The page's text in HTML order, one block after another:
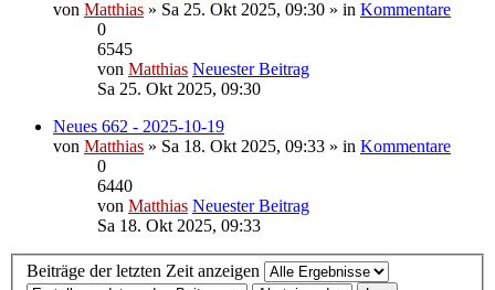
von Matthias » Sa 25. Okt 2025, 09:30 » in Kommentare
0
6545
von Matthias Neuester Beitrag
Sa 25. Okt 2025, 09:30
Neues 662 - 2025-10-19
von Matthias » Sa 18. Okt 2025, 09:33 » in Kommentare
0
6440
von Matthias Neuester Beitrag
Sa 18. Okt 2025, 09:33
Beiträge der letzten Zeit anzeigen